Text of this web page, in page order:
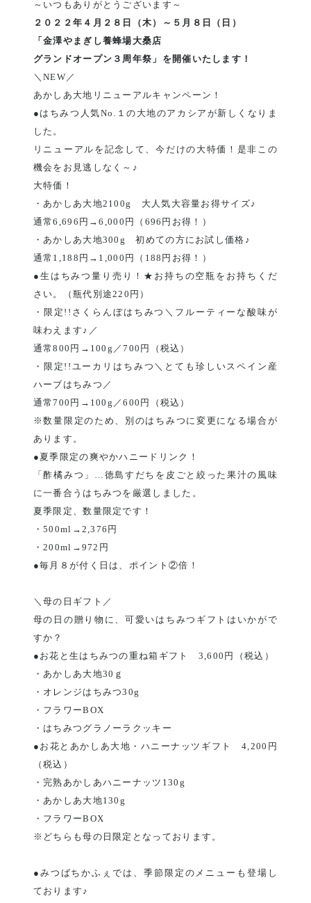
～いつもありがとうございます～
２０２２年４月２８日（木）～５月８日（日）
「金澤やまぎし養蜂場大桑店
グランドオープン３周年祭」を開催いたします！
＼NEW／
あかしあ大地リニューアルキャンペーン！
●はちみつ人気No.１の大地のアカシアが新しくなりま
した。
リニューアルを記念して、今だけの大特価！是非この
機会をお見逃しなく～♪
大特価！
・あかしあ大地2100g 大人気大容量お得サイズ♪
通常6,696円→6,000円（696円お得！）
・あかしあ大地300g 初めての方にお試し価格♪
通常1,188円→1,000円（188円お得！）
●生はちみつ量り売り！★お持ちの空瓶をお持ちくだ
さい。（瓶代別途220円）
・限定!!さくらんぼはちみつ＼フルーティーな酸味が
味わえます♪／
通常800円→100g／700円（税込）
・限定!!ユーカリはちみつ＼とても珍しいスペイン産
ハーブはちみつ／
通常700円→100g／600円（税込）
※数量限定のため、別のはちみつに変更になる場合が
あります。
●夏季限定の爽やかハニードリンク！
「酢橘みつ」…徳島すだちを皮ごと絞った果汁の風味
に一番合うはちみつを厳選しました。
夏季限定、数量限定です！
・500ml→2,376円
・200ml→972円
●毎月８が付く日は、ポイント②倍！
＼母の日ギフト／
母の日の贈り物に、可愛いはちみつギフトはいかがで
すか？
●お花と生はちみつの重ね箱ギフト 3,600円（税込）
・あかしあ大地30ｇ
・オレンジはちみつ30g
・フラワーBOX
・はちみつグラノーラクッキー
●お花とあかしあ大地・ハニーナッツギフト 4,200円
（税込）
・完熟あかしあハニーナッツ130g
・あかしあ大地130g
・フラワーBOX
※どちらも母の日限定となっております。
●みつばちかふぇでは、季節限定のメニューも登場し
ております♪